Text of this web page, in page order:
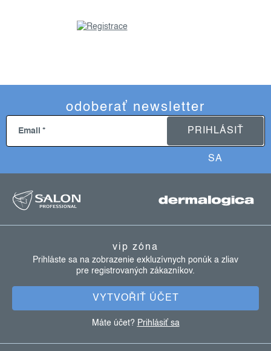
odoberať newsletter
Email PRIHLÁSIŤ
SA
vip zóna
Prihláste sa na zobrazenie exkluzívnych ponúk a zliav
pre registrovaných zákazníkov.
VYTVOŘIŤ ÚČET
Máte účet? Prihlásiť sa